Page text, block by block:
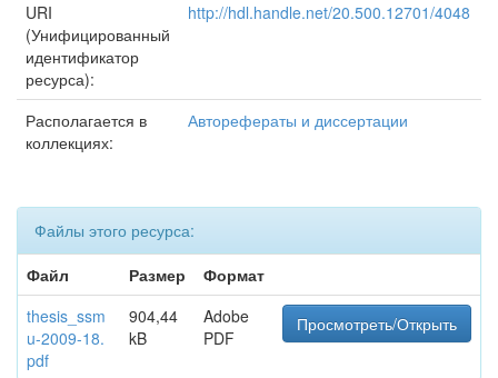
URI
(Унифицированный
идентификатор
ресурса):
http://hdl.handle.net/20.500.12701/4048
Располагается в
коллекциях:
Авторефераты и диссертации
Файлы этого ресурса:
Файл
Размер
Формат
thesis_ssm
u-2009-18.
pdf
904,44
kB
Adobe
PDF
Просмотреть/Открыть